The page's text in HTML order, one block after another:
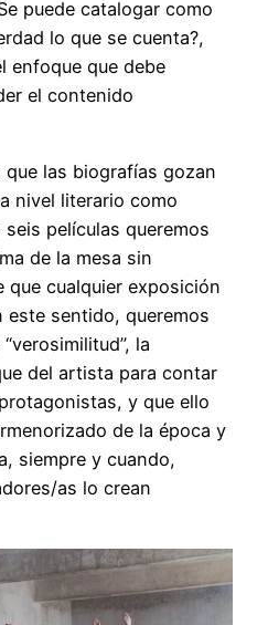
puede catalogar como
lo que se cuenta?,
enfoque que debe
el contenido
las biografías gozan
nivel literario como
películas queremos
de la mesa sin
que cualquier exposición
este sentido, queremos
la
del artista para contar
y que ello
de la época y
siempre y cuando,
as lo crean